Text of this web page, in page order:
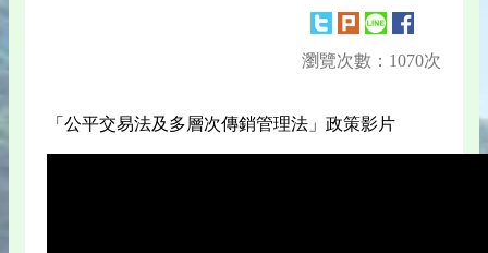
瀏覽次數：1070次
「公平交易法及多層次傳銷管理法」政策影片